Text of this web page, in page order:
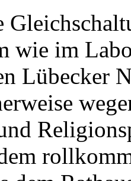
wie im
Lübecker